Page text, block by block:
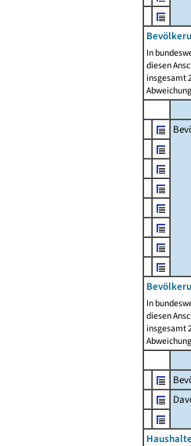
In
diesen
insgesamt
In
diesen
insgesamt